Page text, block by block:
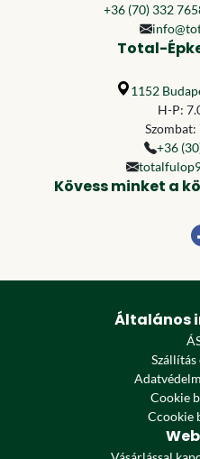
+36 (70) 332
Total-
1152
H-P:
+36
Kövess minket a
Általános
Szállítás
Cookie
Ccookie